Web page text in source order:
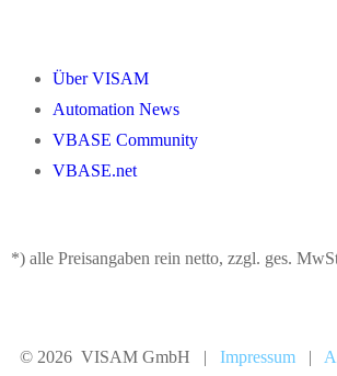
Über VISAM
Automation News
VBASE Community
VBASE.net
*) alle Preisangaben rein netto, zzgl. ges.
© 2026 VISAM GmbH | Impressum |